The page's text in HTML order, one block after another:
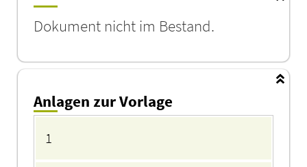
Dokument nicht im Bestand.
Anlagen zur Vorlage
1